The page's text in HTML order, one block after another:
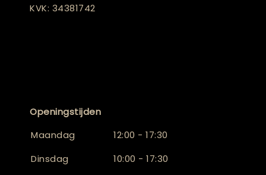
KVK: 34381742
Openingstijden
Maandag
12:00 - 17:30
Dinsdag
10:00 - 17:30